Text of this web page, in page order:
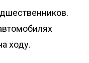
ходу.